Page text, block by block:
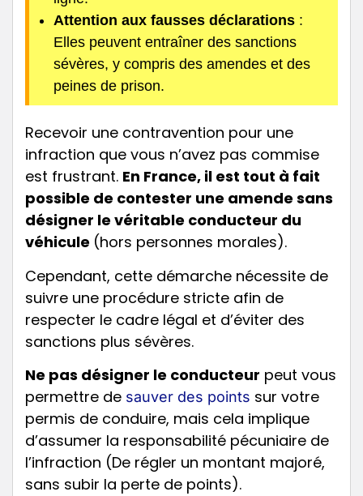
Attention aux fausses déclarations :
Elles peuvent entraîner des sanctions
sévères, y compris des amendes et des
peines de prison.
Recevoir une contravention pour une
infraction que vous n’avez pas commise
est frustrant. En France, il est tout à fait
possible de contester une amende sans
désigner le véritable conducteur du
véhicule (hors personnes morales).
Cependant, cette démarche nécessite de
suivre une procédure stricte afin de
respecter le cadre légal et d’éviter des
sanctions plus sévères.
Ne pas désigner le conducteur peut vous
permettre de sauver des points sur votre
permis de conduire, mais cela implique
d’assumer la responsabilité pécuniaire de
l’infraction (De régler un montant majoré,
sans subir la perte de points).